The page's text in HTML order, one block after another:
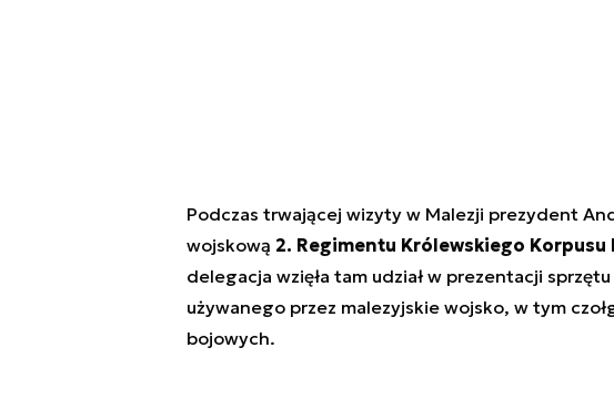
Podczas trwającej wizyty w Malezji prezydent
wojskową 2. Regimentu Królewskiego Korpusu
delegacja wzięła tam udział w prezentacji
używanego przez malezyjskie wojsko, w tym
bojowych.